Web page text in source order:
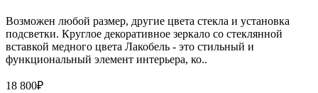
Возможен любой размер, другие цвета стекла и установка
подсветки. Круглое декоративное зеркало со стеклянной
вставкой медного цвета Лакобель - это стильный и
функциональный элемент интерьера, ко..
18 800₽